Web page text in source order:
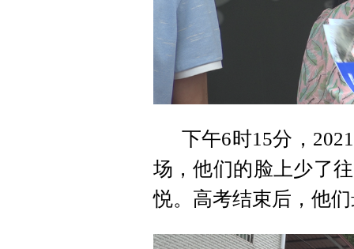
下午6时15分，
场，他们的脸上少了
悦。高考结束后，他